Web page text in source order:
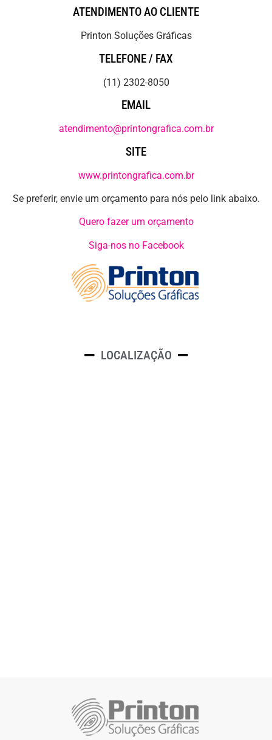
ATENDIMENTO AO CLIENTE
Printon Soluções Gráficas
TELEFONE / FAX
(11) 2302-8050
EMAIL
atendimento@printongrafica.com.br
SITE
www.printongrafica.com.br
Se preferir, envie um orçamento para nós pelo link abaixo.
Quero fazer um orçamento
Siga-nos no Facebook
LOCALIZAÇÃO